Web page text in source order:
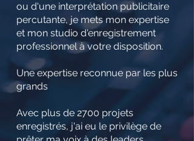
ou d'une interprétation publicitaire
percutante, je mets mon expertise
et mon studio d'enregistrement
professionnel à votre disposition.
Une expertise reconnue par les plus
grands
Avec plus de 2700 projets
enregistrés, j'ai eu le privilège de